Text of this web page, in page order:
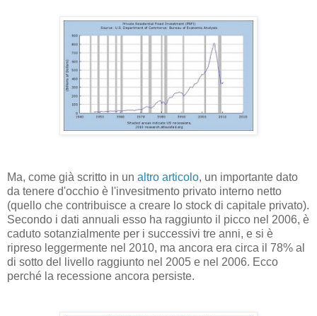
Ma, come già scritto in un altro articolo, un importante dato
da tenere d'occhio è l'invesitmento privato interno netto
(quello che contribuisce a creare lo stock di capitale privato).
Secondo i dati annuali esso ha raggiunto il picco nel 2006, è
caduto sotanzialmente per i successivi tre anni, e si è
ripreso leggermente nel 2010, ma ancora era circa il 78% al
di sotto del livello raggiunto nel 2005 e nel 2006. Ecco
perché la recessione ancora persiste.